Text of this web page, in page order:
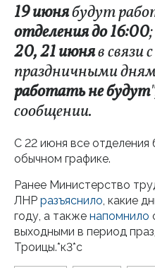
19 июнябудут
отделения до 16:00;
20, 21 июняв связи
праздничными
работать не будут
сообщении.
С 22 июня все
обычном графике.
Ранее Министерство
ЛНР разъяснило, какие
году, а также напомнило
выходными в период
Троицы.*к3*с